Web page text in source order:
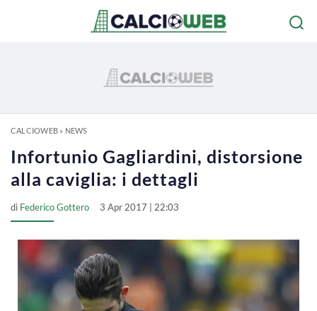
CALCIOWEB» NEWS
Infortunio Gagliardini, distorsione
alla caviglia: i dettagli
di Federico Gottero 3 Apr 2017 | 22:03